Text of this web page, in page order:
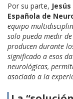
Por su parte,
Española de
equipo
solo pueda medir
producen durante
significado a esos
neurológicas,
asociado a la